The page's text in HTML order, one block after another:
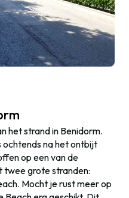
het strand in Benidorm.
ochtends na het ontbijt
op een van de
twee grote stranden:
Mocht je rust meer op